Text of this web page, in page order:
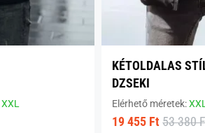
XXL
KÉTOLDALAS
DZSEKI
Elérhető méretek:XXL
19 455 Ft 53 380